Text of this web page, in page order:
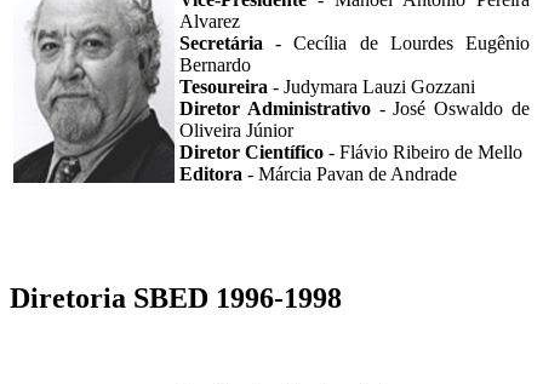
Alvarez
Secretária - Cecília de Lourdes Eugênio
Bernardo
Tesoureira - Judymara Lauzi Gozzani
Diretor Administrativo- José Oswaldo de
Oliveira Júnior
Diretor Científico - Flávio Ribeiro de Mello
Editora - Márcia Pavan de Andrade
Diretoria SBED 1996-1998